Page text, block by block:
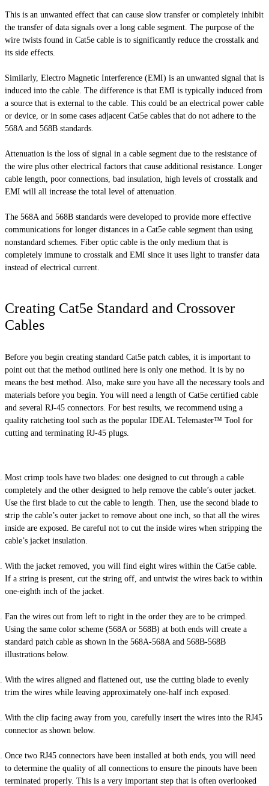
This is an unwanted effect that can cause slow transfer or completely inhibit
the transfer of data signals over a long cable segment. The purpose of the
wire twists found in Cat5e cable is to significantly reduce the crosstalk and
its side effects.
Similarly, Electro Magnetic Interference (EMI) is an unwanted signal that is
induced into the cable. The difference is that EMI is typically induced from
a source that is external to the cable. This could be an electrical power cable
or device, or in some cases adjacent Cat5e cables that do not adhere to the
568A and 568B standards.
Attenuation is the loss of signal in a cable segment due to the resistance of
the wire plus other electrical factors that cause additional resistance. Longer
cable length, poor connections, bad insulation, high levels of crosstalk and
EMI will all increase the total level of attenuation.
The 568A and 568B standards were developed to provide more effective
communications for longer distances in a Cat5e cable segment than using
nonstandard schemes. Fiber optic cable is the only medium that is
completely immune to crosstalk and EMI since it uses light to transfer data
instead of electrical current.
Creating Cat5e Standard and Crossover
Cables
Before you begin creating standard Cat5e patch cables, it is important to
point out that the method outlined here is only one method. It is by no
means the best method. Also, make sure you have all the necessary tools and
materials before you begin. You will need a length of Cat5e certified cable
and several RJ-45 connectors. For best results, we recommend using a
quality ratcheting tool such as the popular IDEAL Telemaster™ Tool for
cutting and terminating RJ-45 plugs.
Most crimp tools have two blades: one designed to cut through a cable
completely and the other designed to help remove the cable’s outer jacket.
Use the first blade to cut the cable to length. Then, use the second blade to
strip the cable’s outer jacket to remove about one inch, so that all the wires
inside are exposed. Be careful not to cut the inside wires when stripping the
cable’s jacket insulation.
With the jacket removed, you will find eight wires within the Cat5e cable.
If a string is present, cut the string off, and untwist the wires back to within
one-eighth inch of the jacket.
Fan the wires out from left to right in the order they are to be crimped.
Using the same color scheme (568A or 568B) at both ends will create a
standard patch cable as shown in the 568A-568A and 568B-568B
illustrations below.
With the wires aligned and flattened out, use the cutting blade to evenly
trim the wires while leaving approximately one-half inch exposed.
With the clip facing away from you, carefully insert the wires into the RJ45
connector as shown below.
Once two RJ45 connectors have been installed at both ends, you will need
to determine the quality of all connections to ensure the pinouts have been
terminated properly. This is a very important step that is often overlooked